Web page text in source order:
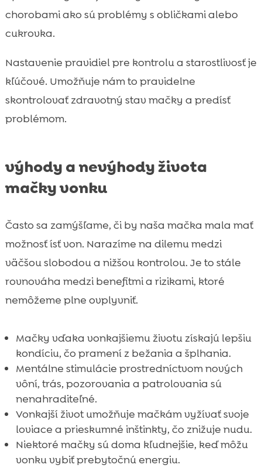
chorobami ako sú problémy s obličkami alebo
cukrovka.
Nastavenie pravidiel pre kontrolu a starostlivosť je
kľúčové. Umožňuje nám to pravidelne
skontrolovať zdravotný stav mačky a predísť
problémom.
výhody a nevýhody života
mačky vonku
Často sa zamýšľame, či by naša mačka mala mať
možnosť ísť von. Narazíme na dilemu medzi
väčšou slobodou a nižšou kontrolou. Je to stále
rovnováha medzi benefitmi a rizikami, ktoré
nemôžeme plne ovplyvniť.
Mačky vďaka vonkajšiemu životu získajú lepšiu
kondíciu, čo pramení z bežania a šplhania.
Mentálne stimulácie prostredníctvom nových
vôní, trás, pozorovania a patrolovania sú
nenahraditeľné.
Vonkajší život umožňuje mačkám vyžívať svoje
loviace a prieskumné inštinkty, čo znižuje nudu.
Niektoré mačky sú doma kľudnejšie, keď môžu
vonku vybiť prebytočnú energiu.